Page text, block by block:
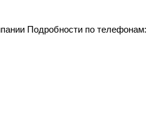
Подробности по телефонам: